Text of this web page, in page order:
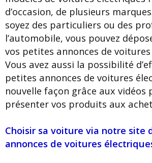
d’occasion, de plusieurs
soyez des particuliers ou des
l’automobile, vous pouvez
vos petites annonces de
Vous avez aussi la possibilité
petites annonces de voitures
nouvelle façon grâce aux vidéos
présenter vos produits aux
Choisir sa voiture via notre site
annonces de voitures